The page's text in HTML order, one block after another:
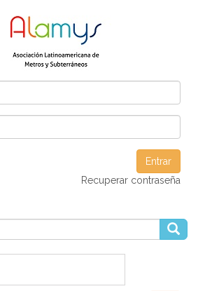
Entrar
Recuperar contraseña